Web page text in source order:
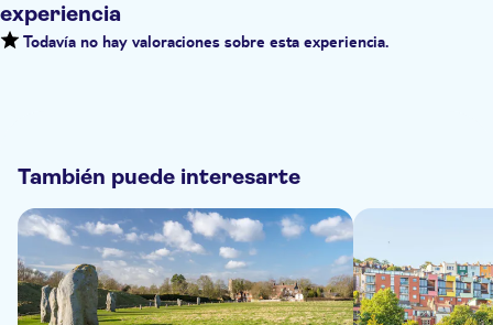
experiencia
Todavía no hay valoraciones sobre esta experiencia.
También puede interesarte